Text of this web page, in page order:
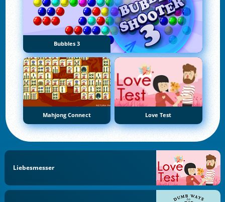
Bubbles 3
Mahjong Connect Love Test
Liebesmesser